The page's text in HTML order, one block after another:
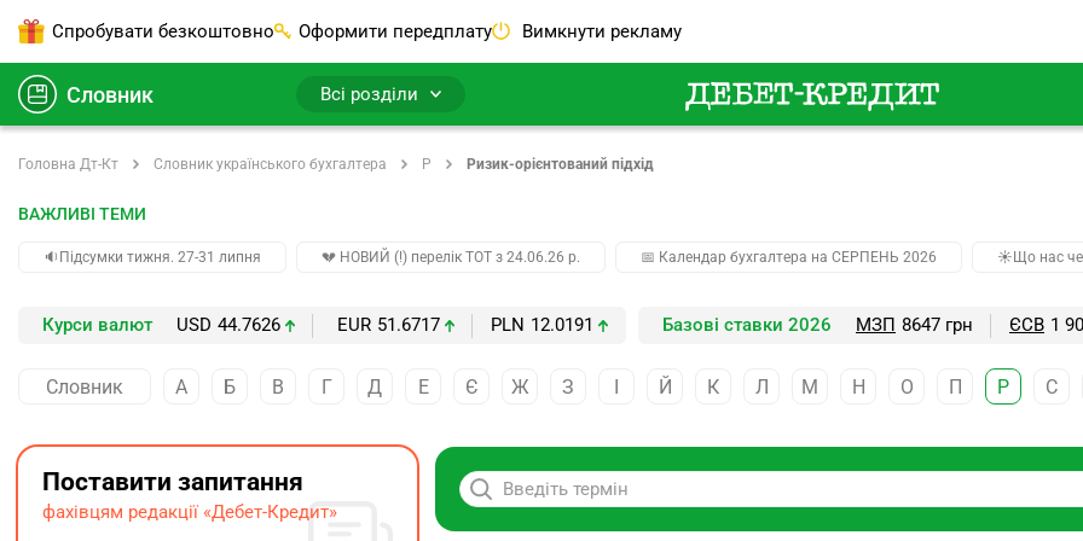
Спробувати безкоштовно Оформити передплату Вимкнути рекламу
Словник Всі розділи
Головна Дт-Кт Словник українського бухгалтера Р Ризик-орієнтований підхід
ВАЖЛИВІ ТЕМИ
🔉Підсумки тижня. 27-31 липня 💔 НОВИЙ (!) перелік ТОТ з 24.06.26 р. 📅 Календар бухгалтера на СЕРПЕНЬ 2026 ☀️Що нас
Курси валют EUR 51.6717 PLN 12.0191
USD 44.7626 Базові ставки 2026 МЗП 8647 грн ЄСВ 1
Словник А Б В Г Д Е Є Ж З І Й К Л М Н О П Р С
Поставити запитання
фахівцям редакції «Дебет-Кредит»